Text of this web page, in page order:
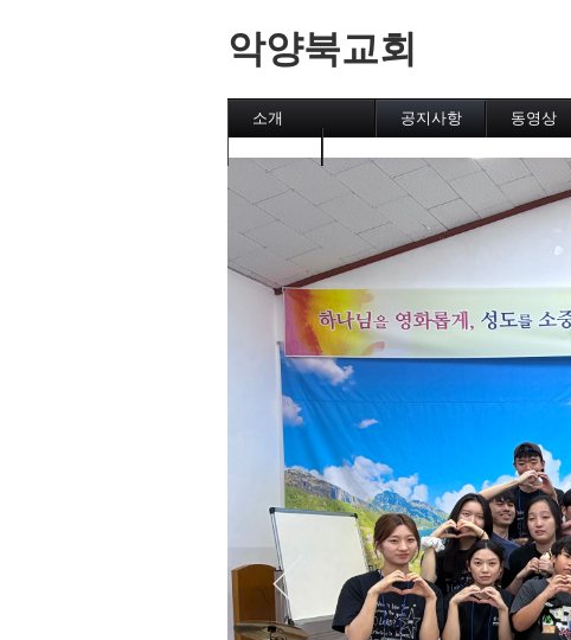
악양북교회
소개
악양북교회
섬김이
직분자와 성도
유초등부
중고등부
집회
후원교회
차량 운행시간표
공지사항 동영상